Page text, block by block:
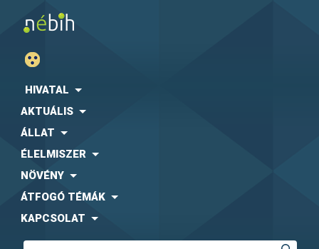
HIVATAL
AKTUÁLIS
ÁLLAT
ÉLELMISZER
NÖVÉNY
ÁTFOGÓ TÉMÁK
KAPCSOLAT